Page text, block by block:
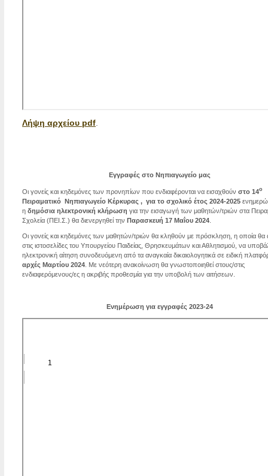
Λήψη αρχείου pdf
Εγγραφές στο Νηπιαγωγείο μας
Οι γονείς και κηδεμόνες των προνηπίων που ενδιαφέρονται να εισαχθούν στο 14ο
Πειραματικό Νηπιαγωγείο Κέρκυρας , για το σχολικό έτος 2024-2025
η δημόσια ηλεκτρονική κλήρωση για την εισαγωγή των μαθητών/τριών στα
Σχολεία (ΠΕΙ.Σ.) θα διενεργηθεί την Παρασκευή 17 Μαΐου 2024
Οι γονείς και κηδεμόνες των μαθητών/τριών θα κληθούν με πρόσκληση, η οποία θα
στις ιστοσελίδες του Υπουργείου Παιδείας, Θρησκευμάτων και Αθλητισμού, να
ηλεκτρονική αίτηση συνοδευόμενη από τα αναγκαία δικαιολογητικά σε ειδική
αρχές Μαρτίου 2024. Με νεότερη ανακοίνωση θα γνωστοποιηθεί στους/στις
ενδιαφερόμενους/ες η ακριβής προθεσμία για την υποβολή των αιτήσεων.
Ενημέρωση για εγγραφές 2023-24